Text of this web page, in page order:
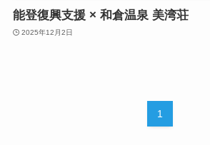
能登復興支援 × 和倉温泉 美湾荘
2025年12月2日
1